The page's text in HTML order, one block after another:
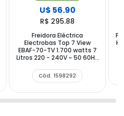
U$ 56.90
R$ 295.88
Freidora Eléctrica
Electrobas Top 7 View
EBAF-70-TV 1.700 watts 7
Litros 220 - 240V ~ 50 60Hz
Cód. 1598292